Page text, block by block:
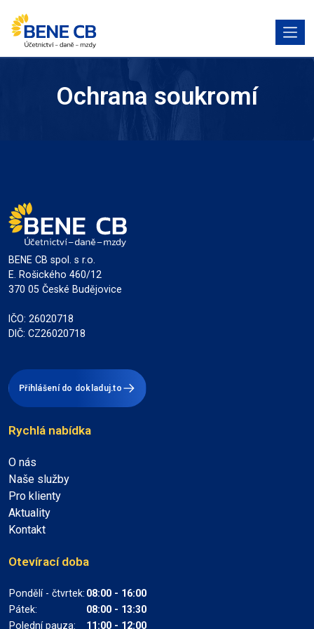
Ochrana soukromí
BENE CB spol. s r.o.
E. Rošického 460/12
370 05 České Budějovice
IČO: 26020718
DIČ: CZ26020718
Přihlášení do dokladuj.to
Rychlá nabídka
O nás
Naše služby
Pro klienty
Aktuality
Kontakt
Otevírací doba
Pondělí - čtvrtek: 08:00 - 16:00
Pátek:
08:00 - 13:30
Polední pauza:
11:00 - 12:00